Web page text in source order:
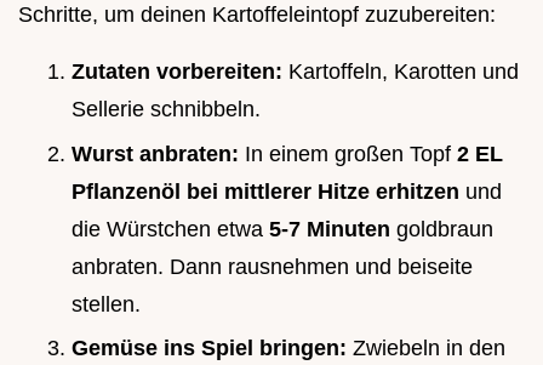
Schritte, um deinen Kartoffeleintopf zuzubereiten:
Zutaten vorbereiten: Kartoffeln, Karotten und
Sellerie schnibbeln.
Wurst anbraten: In einem großen Topf 2 EL
Pflanzenöl bei mittlerer Hitze erhitzen und
die Würstchen etwa 5-7 Minuten goldbraun
anbraten. Dann rausnehmen und beiseite
stellen.
Gemüse ins Spiel bringen: Zwiebeln in den